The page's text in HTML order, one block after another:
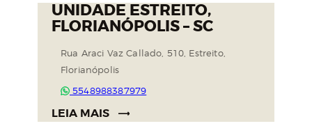
UNIDADE ESTREITO,
FLORIANÓPOLIS – SC
Rua Araci Vaz Callado, 510, Estreito,
Florianópolis
5548988387979
LEIA MAIS